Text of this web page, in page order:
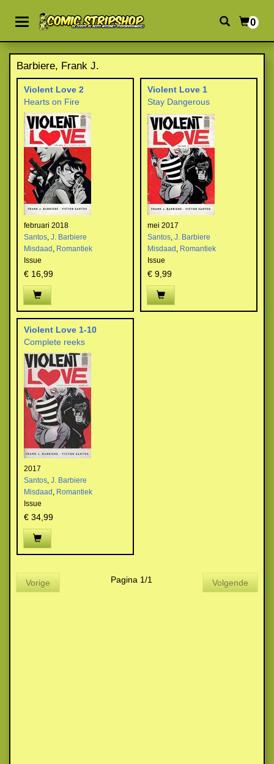
0
Barbiere, Frank J.
Violent Love 2
Hearts on Fire
februari 2018
Santos, J. Barbiere
Misdaad , Romantiek
Issue
€ 16,99
Violent Love 1
Stay Dangerous
mei 2017
Santos, J. Barbiere
Misdaad , Romantiek
Issue
€ 9,99
Violent Love 1-10
Complete reeks
2017
Santos, J. Barbiere
Misdaad , Romantiek
Issue
€ 34,99
Vorige Pagina 1/1 Volgende